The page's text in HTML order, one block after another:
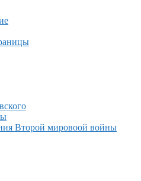
Второй мировоой войны